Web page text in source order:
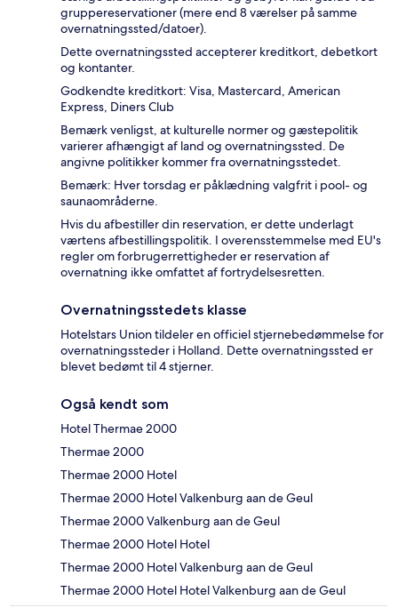
gruppereservationer (mere end 8 værelser på samme
overnatningssted/datoer).
Dette overnatningssted accepterer kreditkort, debetkort
og kontanter.
Godkendte kreditkort: Visa, Mastercard, American
Express, Diners Club
Bemærk venligst, at kulturelle normer og gæstepolitik
varierer afhængigt af land og overnatningssted. De
angivne politikker kommer fra overnatningsstedet.
Bemærk: Hver torsdag er påklædning valgfrit i pool- og
saunaområderne.
Hvis du afbestiller din reservation, er dette underlagt
værtens afbestillingspolitik. I overensstemmelse med EU's
regler om forbrugerrettigheder er reservation af
overnatning ikke omfattet af fortrydelsesretten.
Overnatningsstedets klasse
Hotelstars Union tildeler en officiel stjernebedømmelse for
overnatningssteder i Holland. Dette overnatningssted er
blevet bedømt til 4 stjerner.
Også kendt som
Hotel Thermae 2000
Thermae 2000
Thermae 2000 Hotel
Thermae 2000 Hotel Valkenburg aan de Geul
Thermae 2000 Valkenburg aan de Geul
Thermae 2000 Hotel Hotel
Thermae 2000 Hotel Valkenburg aan de Geul
Thermae 2000 Hotel Hotel Valkenburg aan de Geul